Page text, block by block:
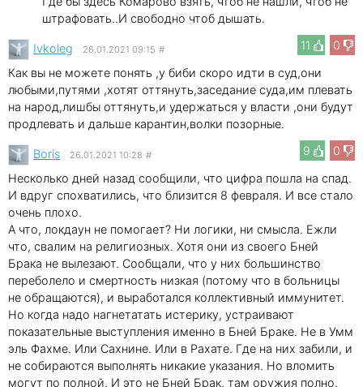
штрафовать..И свободно чтоб дышать.
11
0
Ivkoleg 26.01.2021 09:15 #
Как вы не можете понять ,у биби скоро идти в суд,они
любыми,путями ,хотят оттянуть,заседание суда,им плевать
на народ,лишбы оттянуть,и удержаться у власти ,они будут
продлевать и дальше карантин,волки позорные.
9
0
Boris 26.01.2021 10:28 #
Несколько дней назад сообщили, что цифра пошла на спад.
И вдруг спохватились, что близится 8 февраля. И все стало
очень плохо.
А что, локдаун не помогает? Ни логики, ни смысла. Ежли
что, свалим на религиозных. Хотя они из своего Бней
Брака не вылезают. Сообщали, что у них большинство
переболело и смертность низкая (потому что в больницы
не обращаются), и выработался коллективный иммунитет.
Но когда надо нагнетатать истерику, устраивают
показательные выступления именно в Бней Браке. Не в Умм
эль Фахме. Или Сахнине. Или в Рахате. Где на них забили, и
не собираются выполнять никакие указания. Но вломить
могут по полной. И это не Бней Брак, там оружия полно.